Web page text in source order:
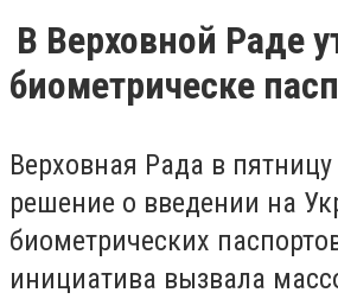
В Верховной Раде
биометрическе
Верховная Рада в пятницу
решение о введении на
биометрических
инициатива вызвала